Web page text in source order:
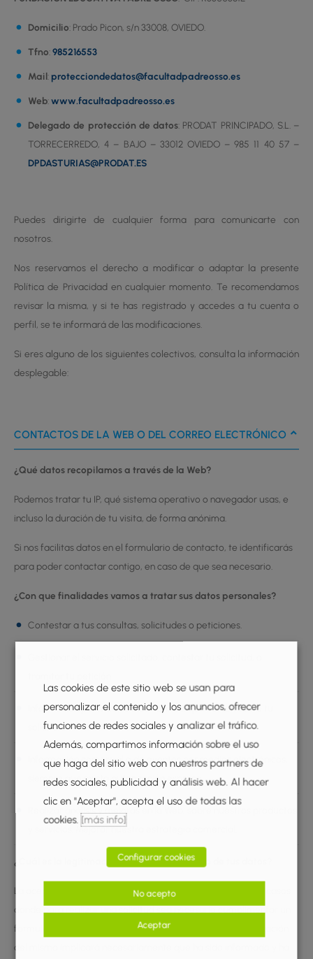
Domicilio: Prado Picon, s/n 33008, OVIEDO.
Tfno:985216553
Mail: protecciondedatos@facultadpadreosso.es
Web:www.facultadpadreosso.es
Delegado de protección de datos: PRODAT PRINCIPADO, S.L. –
TORRECERREDO, 4 – BAJO – 33012 OVIEDO – 985 11 40 57 –
DPDASTURIAS@PRODAT.ES
Puedes dirigirte de cualquier forma para comunicarte con
nosotros.
Nos reservamos el derecho a modificar o adaptar la presente
Política de Privacidad en cualquier momento. Te recomendamos
revisar la misma, y si te has registrado y accedes a tu cuenta o
perfil, se te informará de las modificaciones.
Si eres alguno de los siguientes colectivos, consulta la información
desplegable:
CONTACTOS DE LA WEB O DEL CORREO ELECTRÓNICO
¿Qué datos recopilamos a través de la Web?
Podemos tratar tu IP, qué sistema operativo o navegador usas, e
incluso la duración de tu visita, de forma anónima.
Si nos facilitas datos en el formulario de contacto, te identificarás
para poder contactar contigo, en caso de que sea necesario.
¿Con que finalidades vamos a tratar sus datos personales?
Contestar a tus consultas, solicitudes o peticiones.
Información por medios electrónicos, que versen sobre tu
solicitud.
Información comercial o de eventos por medios electrónicos,
siempre que exista autorización expresa.
Realizar análisis y mejoras en la Web, sobre nuestros productos
y servicios. Mejorar nuestra estrategia comercial.
¿Cuál es la legitimación para el tratamiento de tus datos?
La aceptación y consentimiento del interesado: En aquellos casos
donde para realizar una solicitud sea necesario cumplimentar un
formulario y hacer un «click» en el botón de enviar, la realización
del mismo implicará necesariamente que ha sido informado y ha
Las cookies de este sitio web se usan para
personalizar el contenido y los anuncios, ofrecer
funciones de redes sociales y analizar el tráfico.
Además, compartimos información sobre el uso
que haga del sitio web con nuestros partners de
redes sociales, publicidad y análisis web. Al hacer
clic en "Aceptar", acepta el uso de todas las
cookies.[más info]
Configurar cookies
No acepto
Aceptar